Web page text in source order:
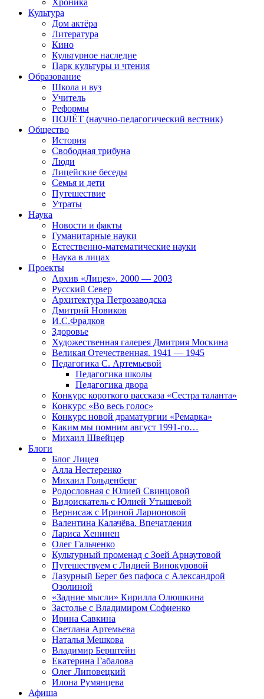
Хроника
Культура
Дом актёра
Литература
Кино
Культурное наследие
Парк культуры и чтения
Образование
Школа и вуз
Учитель
Реформы
ПОЛЁТ (научно-педагогический вестник)
Общество
История
Свободная трибуна
Люди
Лицейские беседы
Семья и дети
Путешествие
Утраты
Наука
Новости и факты
Гуманитарные науки
Естественно-математические науки
Наука в лицах
Проекты
Архив «Лицея». 2000 — 2003
Русский Север
Архитектура Петрозаводска
Дмитрий Новиков
И.С.Фрадков
Здоровье
Художественная галерея Дмитрия Москина
Великая Отечественная. 1941 — 1945
Педагогика С. Артемьевой
Педагогика школы
Педагогика двора
Конкурс короткого рассказа «Сестра таланта»
Конкурс «Во весь голос»
Конкурс новой драматургии «Ремарка»
Каким мы помним август 1991-го…
Михаил Швейцер
Блоги
Блог Лицея
Алла Нестеренко
Михаил Гольденберг
Родословная с Юлией Свинцовой
Видоискатель с Юлией Утышевой
Вернисаж с Ириной Ларионовой
Валентина Калачёва. Впечатления
Лариса Хенинен
Олег Гальченко
Культурный променад с Зоей Арнаутовой
Путешествуем с Лидией Винокуровой
Лазурный Берег без пафоса с Александрой
Озолиной
«Задние мысли» Кирилла Олюшкина
Застолье с Владимиром Софиенко
Ирина Савкина
Светлана Артемьева
Наталья Мешкова
Владимир Берштейн
Екатерина Габалова
Олег Липовецкий
Илона Румянцева
Афиша